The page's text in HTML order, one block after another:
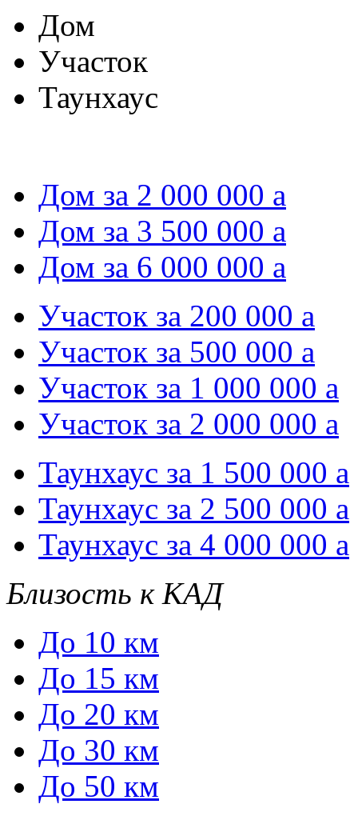
Дом
Участок
Таунхаус
Дом за 2 000 000 a
Дом за 3 500 000 a
Дом за 6 000 000 a
Участок за 200 000 a
Участок за 500 000 a
Участок за 1 000 000 a
Участок за 2 000 000 a
Таунхаус за 1 500 000 a
Таунхаус за 2 500 000 a
Таунхаус за 4 000 000 a
Близость к КАД
До 10 км
До 15 км
До 20 км
До 30 км
До 50 км